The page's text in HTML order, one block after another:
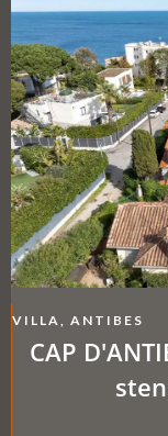
VILLA, ANTIBES
CAP